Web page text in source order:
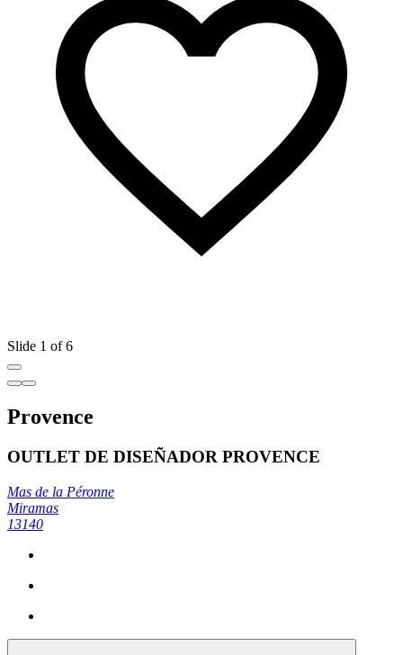
Slide 1 of 6
Provence
OUTLET DE DISEÑADOR PROVENCE
Mas de la Péronne
Miramas
13140